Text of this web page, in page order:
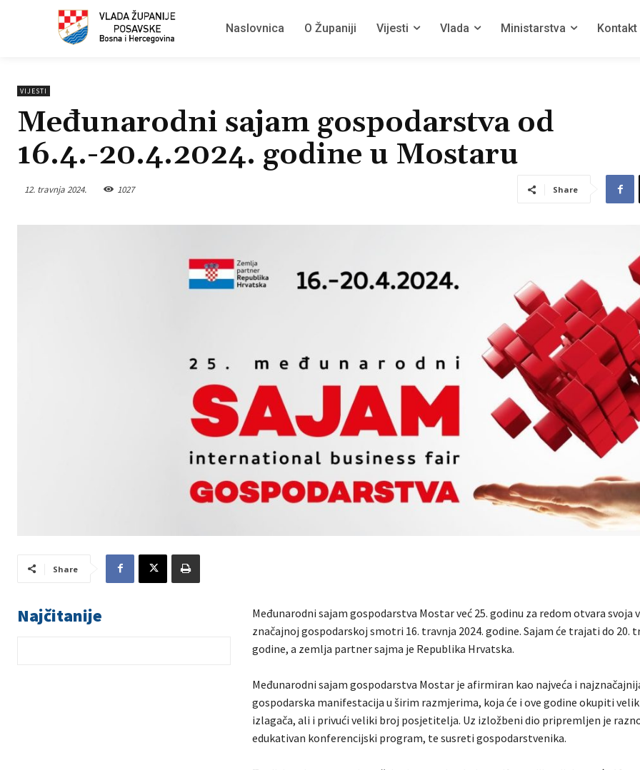
Naslovnica O Županiji Vijesti Vlada Ministarstva Kontakt
VIJESTI
Međunarodni sajam gospodarstva od
16.4.-20.4.2024. godine u Mostaru
12. travnja 2024. 1027 Share
Share
Najčitanije
Međunarodni sajam gospodarstva Mostar već 25. godinu za redom otvara svoja
značajnoj gospodarskoj smotri 16. travnja 2024. godine. Sajam će trajati do 20.
godine, a zemlja partner sajma je Republika Hrvatska.
Međunarodni sajam gospodarstva Mostar je afirmiran kao najveća i
gospodarska manifestacija u širim razmjerima, koja će i ove godine okupiti
izlagača, ali i privući veliki broj posjetitelja. Uz izložbeni dio pripremljen je
edukativan konferencijski program, te susreti gospodarstvenika.